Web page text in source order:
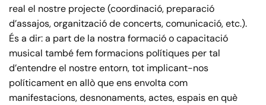
real el nostre projecte (coordinació, preparació
d’assajos, organització de concerts, comunicació, etc.).
És a dir: a part de la nostra formació o capacitació
musical també fem formacions polítiques per tal
d’entendre el nostre entorn, tot implicant-nos
políticament en allò que ens envolta com
manifestacions, desnonaments, actes, espais en què